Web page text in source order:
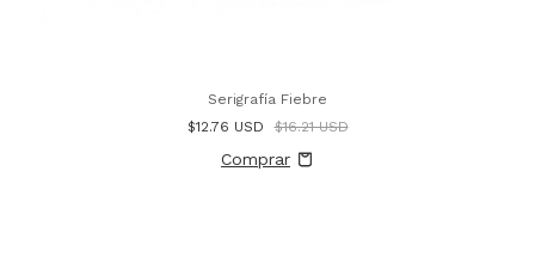
Serigrafía Fiebre
$12.76 USD
$16.21 USD